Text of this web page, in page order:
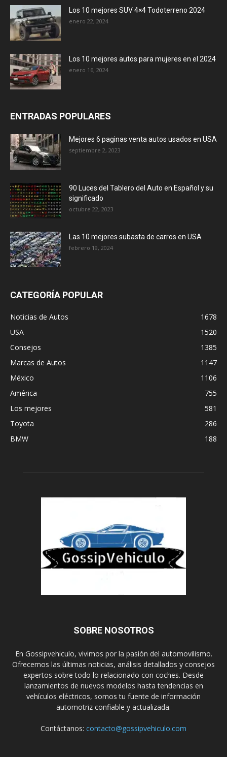
Los 10 mejores SUV 4×4 Todoterreno 2024
enero 22, 2024
Los 10 mejores autos para mujeres en el 2024
enero 16, 2024
ENTRADAS POPULARES
Mejores 6 paginas venta autos usados en USA
septiembre 2, 2023
90 Luces del Tablero del Auto en Español y su
significado
octubre 22, 2023
Las 10 mejores subasta de carros en USA
febrero 19, 2024
CATEGORÍA POPULAR
Noticias de Autos
1678
USA
1520
Consejos
1385
Marcas de Autos
1147
México
1106
América
755
Los mejores
581
Toyota
286
BMW
188
SOBRE NOSOTROS
En Gossipvehiculo, vivimos por la pasión del automovilismo.
Ofrecemos las últimas noticias, análisis detallados y consejos
expertos sobre todo lo relacionado con coches. Desde
lanzamientos de nuevos modelos hasta tendencias en
vehículos eléctricos, somos tu fuente de información
automotriz confiable y actualizada.
Contáctanos: contacto@gossipvehiculo.com